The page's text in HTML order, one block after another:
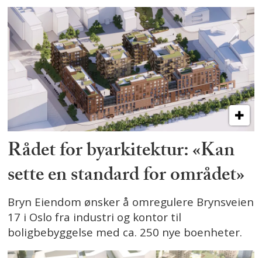
Rådet for byarkitektur: «Kan
sette en standard for området»
Bryn Eiendom ønsker å omregulere Brynsveien
17 i Oslo fra industri og kontor til
boligbebyggelse med ca. 250 nye boenheter.